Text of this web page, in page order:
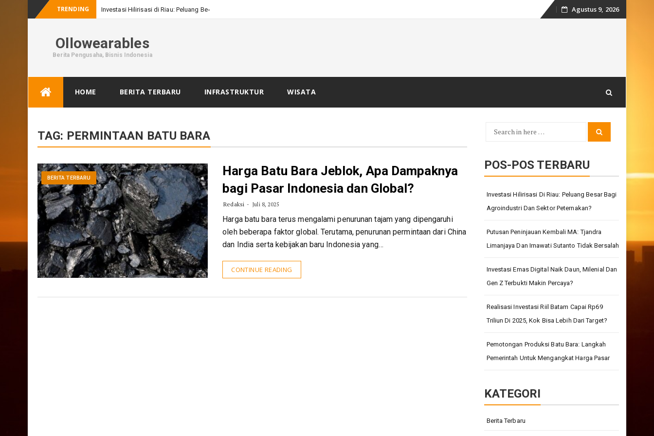
TRENDING Investasi Hilirisasi di Riau: Peluang Besar Ba
Skip
Agustus 9, 2026
Ollowearables
Berita Pengusaha, Bisnis Indonesia
HOME BERITA TERBARU INFRASTRUKTUR WISATA
TAG: PERMINTAAN BATU BARA
BERITA TERBARU
Harga Batu Bara Jeblok, Apa Dampaknya
bagi Pasar Indonesia dan Global?
Redaksi Juli 8, 2025
Harga batu bara terus mengalami penurunan tajam yang dipengaruhi
oleh beberapa faktor global. Terutama, penurunan permintaan dari China
dan India serta kebijakan baru Indonesia yang…
CONTINUE READING
Search
POS-POS TERBARU
Investasi Hilirisasi Di Riau: Peluang Besar Bagi
Agroindustri Dan Sektor Peternakan?
Putusan Peninjauan Kembali MA: Tjandra
Limanjaya Dan Irnawati Sutanto Tidak Bersalah
Investasi Emas Digital Naik Daun, Milenial Dan
Gen Z Terbukti Makin Percaya?
Realisasi Investasi Riil Batam Capai Rp69
Triliun Di 2025, Kok Bisa Lebih Dari Target?
Pemotongan Produksi Batu Bara: Langkah
Pemerintah Untuk Mengangkat Harga Pasar
KATEGORI
Berita Terbaru